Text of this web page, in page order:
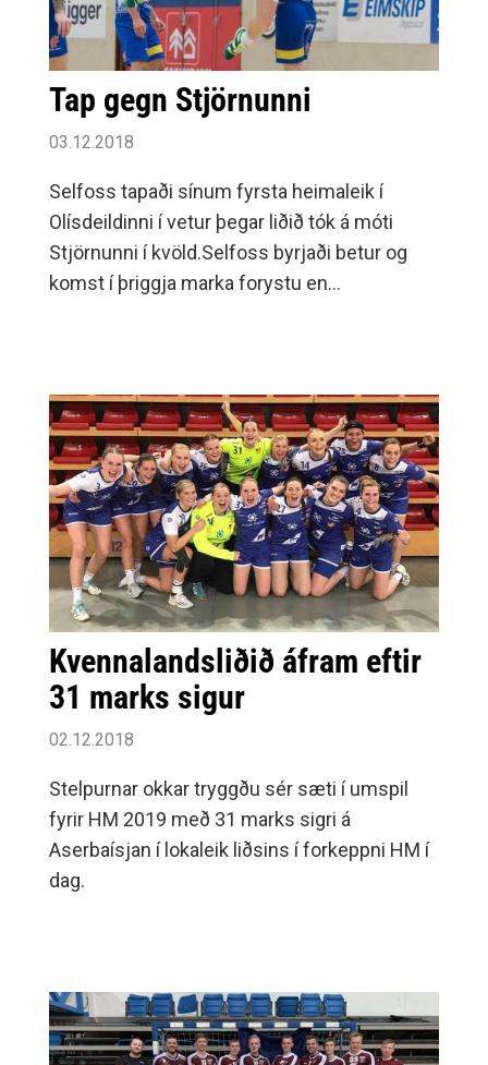
Tap gegn Stjörnunni
03.12.2018
Selfoss tapaði sínum fyrsta heimaleik í
Olísdeildinni í vetur þegar liðið tók á móti
Stjörnunni í kvöld.Selfoss byrjaði betur og
komst í þriggja marka forystu en
Kvennalandsliðið áfram eftir
31 marks sigur
02.12.2018
Stelpurnar okkar tryggðu sér sæti í umspil
fyrir HM 2019 með 31 marks sigri á
Aserbaísjan í lokaleik liðsins í forkeppni HM í
dag.